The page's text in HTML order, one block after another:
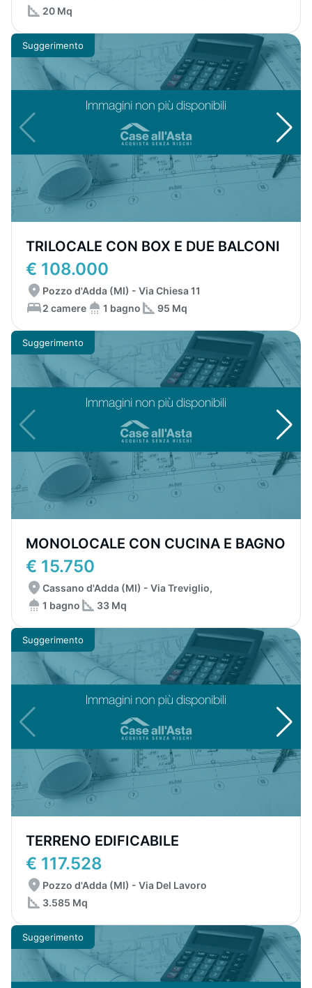
20 Mq
Suggerimento
TRILOCALE CON BOX E DUE BALCONI
€ 108.000
Pozzo d'Adda (MI) - Via Chiesa 11
2 camere
1 bagno 95 Mq
Suggerimento
MONOLOCALE CON CUCINA E BAGNO
€ 15.750
Cassano d'Adda (MI) - Via Treviglio,
1 bagno
33 Mq
Suggerimento
TERRENO EDIFICABILE
€ 117.528
Pozzo d'Adda (MI) - Via Del Lavoro
3.585 Mq
Suggerimento